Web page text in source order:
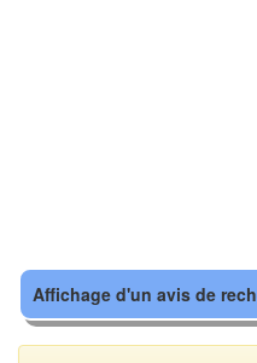
Affichage d'un avis de